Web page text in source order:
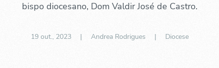
bispo diocesano, Dom Valdir José de Castro.
19 out., 2023| Andrea Rodrigues | Diocese